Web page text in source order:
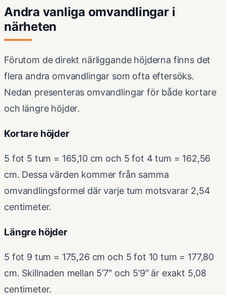
Andra vanliga omvandlingar i
närheten
Förutom de direkt närliggande höjderna finns det
flera andra omvandlingar som ofta eftersöks.
Nedan presenteras omvandlingar för både kortare
och längre höjder.
Kortare höjder
5 fot 5 tum = 165,10 cm och 5 fot 4 tum = 162,56
cm. Dessa värden kommer från samma
omvandlingsformel där varje tum motsvarar 2,54
centimeter.
Längre höjder
5 fot 9 tum = 175,26 cm och 5 fot 10 tum = 177,80
cm. Skillnaden mellan 5’7″ och 5’9″ är exakt 5,08
centimeter.